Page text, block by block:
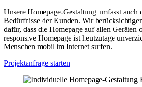
Unsere Homepage-Gestaltung umfasst auch
Bedürfnisse der Kunden. Wir
dafür, dass die Homepage auf allen Geräten
responsive Homepage ist heutzutage
Menschen mobil im Internet surfen.
Projektanfrage starten